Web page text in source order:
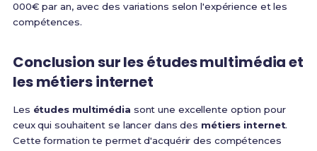
000€ par an, avec des variations selon l'expérience et les
compétences.
Conclusion sur les études multimédia et
les métiers internet
Les études multimédia sont une excellente option pour
ceux qui souhaitent se lancer dans des métiers internet.
Cette formation te permet d'acquérir des compétences